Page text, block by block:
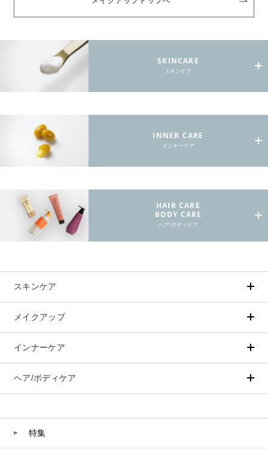
SKINCARE
スキンケア
INNER CARE
インナーケア
HAIR CARE
BODY CARE
ヘア/ボディケア
スキンケア
アイテムから探す
化粧水
オールインワン
メイクアップ
ベースメイク
CCクリーム
UVケア
インナーケア
成分別で探す
乳酸菌
コラーゲン
ヘルスサポート
ヘア/ボディケア
スカルプケア
シャンプー
ボディソープ
特集